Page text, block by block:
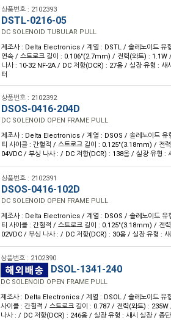
상품번호 : 2102393
DSTL-0216-05
DC SOLENOID TUBULAR PULL
제조사 : Delta Electronics / 계열 : DSTL / 솔레노이드 유
연속 / 스트로크 길이 : 0.106"(2.7mm) / 전력(와트) : 1.1W
나사 : 10-32 NF-2A / DC 저항(DCR) : 27옴 / 실장 유형 : 섀
터
상품번호 : 2102392
DSOS-0416-204D
DC SOLENOID OPEN FRAME PULL
제조사 : Delta Electronics / 계열 : DSOS / 솔레노이드 유
티 사이클 : 간헐적 / 스트로크 길이 : 0.125"(3.18mm) / 전
04VDC / 부싱 나사 : / DC 저항(DCR) : 138옴 / 실장 유형 :
상품번호 : 2102391
DSOS-0416-102D
DC SOLENOID OPEN FRAME PULL
제조사 : Delta Electronics / 계열 : DSOS / 솔레노이드 유
티 사이클 : 간헐적 / 스트로크 길이 : 0.125"(3.18mm) / 전
02VDC / 부싱 나사 : / DC 저항(DCR) : 30옴 / 실장 유형 :
상품번호 : 2102390
DSOL-1341-240
DC SOLENOID OPEN FRAME PULL
제조사 : Delta Electronics / 계열 : DSOL / 솔레노이드 유
사이클 : 간헐적 / 스트로크 길이 : 0.787 / 전력(와트) :
나사 : / DC 저항(DCR) : 246옴 / 실장 유형 : 섀시 실장 /